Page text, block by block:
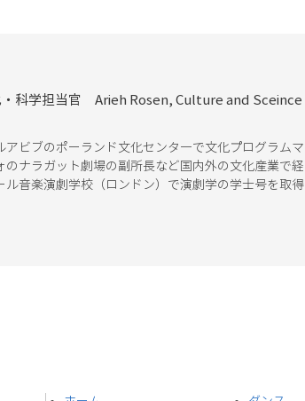
・科学担当官 Arieh Rosen, Culture and Sceince
アビブのポーランド文化センタ―で文化プログラムマ
のナラガット劇場の副所長など国内外の文化産業で経
ル音楽演劇学校（ロンドン）で演劇学の学士号を取得